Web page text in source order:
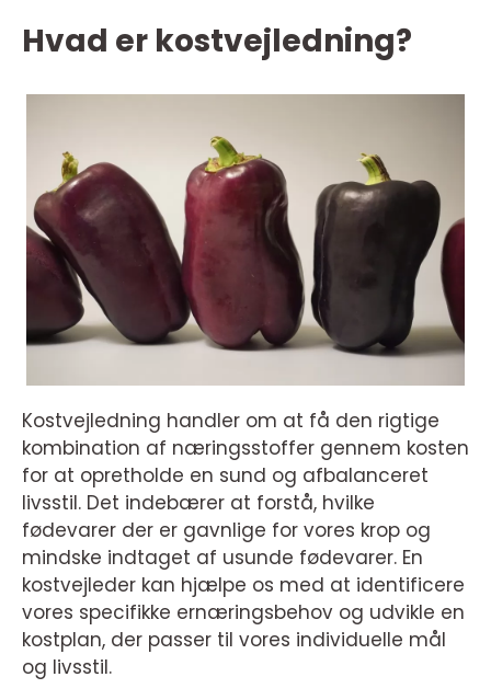
Hvad er kostvejledning?
Kostvejledning handler om at få den rigtige
kombination af næringsstoffer gennem kosten
for at opretholde en sund og afbalanceret
livsstil. Det indebærer at forstå, hvilke
fødevarer der er gavnlige for vores krop og
mindske indtaget af usunde fødevarer. En
kostvejleder kan hjælpe os med at identificere
vores specifikke ernæringsbehov og udvikle en
kostplan, der passer til vores individuelle mål
og livsstil.